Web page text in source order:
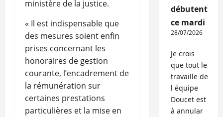
ministère de la justice.
« Il est indispensable que
des mesures soient enfin
prises concernant les
honoraires de gestion
courante, l’encadrement de
la rémunération sur
certaines prestations
particulières et la mise en
débutent
ce mardi
28/07/2026
Je crois
que tout le
travaille de
l équipe
Doucet est
à annular